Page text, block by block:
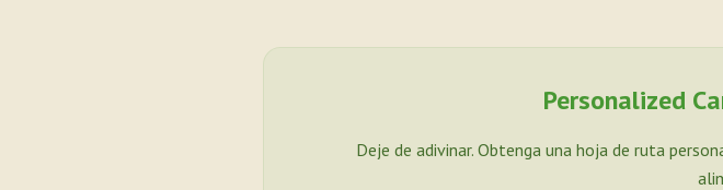
Personalized
Deje de adivinar. Obtenga una hoja de ruta